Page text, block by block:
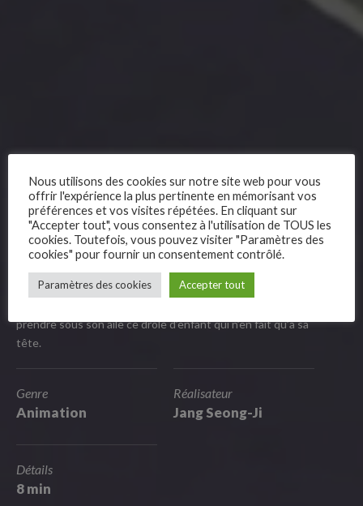
Follow Us
Au revoir, été
De Jang Seong-Ji
L’œuf d’un bébé pingouin éclot un jour dans la chaumière d’un
prendre sous son aile ce drôle d’enfant qui n’en fait qu’à sa
tête.
Genre
Animation
Réalisateur
Jang Seong-Ji
Détails
8 min
Nous utilisons des cookies sur notre site web pour vous
offrir l'expérience la plus pertinente en mémorisant vos
préférences et vos visites répétées. En cliquant sur
"Accepter tout", vous consentez à l'utilisation de TOUS les
cookies. Toutefois, vous pouvez visiter "Paramètres des
cookies" pour fournir un consentement contrôlé.
Paramètres des cookies Accepter tout